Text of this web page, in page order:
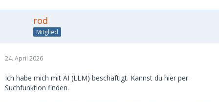
rod
Mitglied
24. April 2026
Ich habe mich mit AI (LLM) beschäftigt. Kannst du hier per
Suchfunktion finden.